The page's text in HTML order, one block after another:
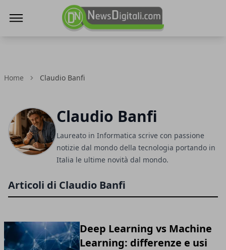
Home Claudio Banfi
Claudio Banfi
Laureato in Informatica scrive con passione
notizie dal mondo della tecnologia portando in
Italia le ultime novità dal mondo.
Articoli di Claudio Banfi
Deep Learning vs Machine
Learning: differenze e usi